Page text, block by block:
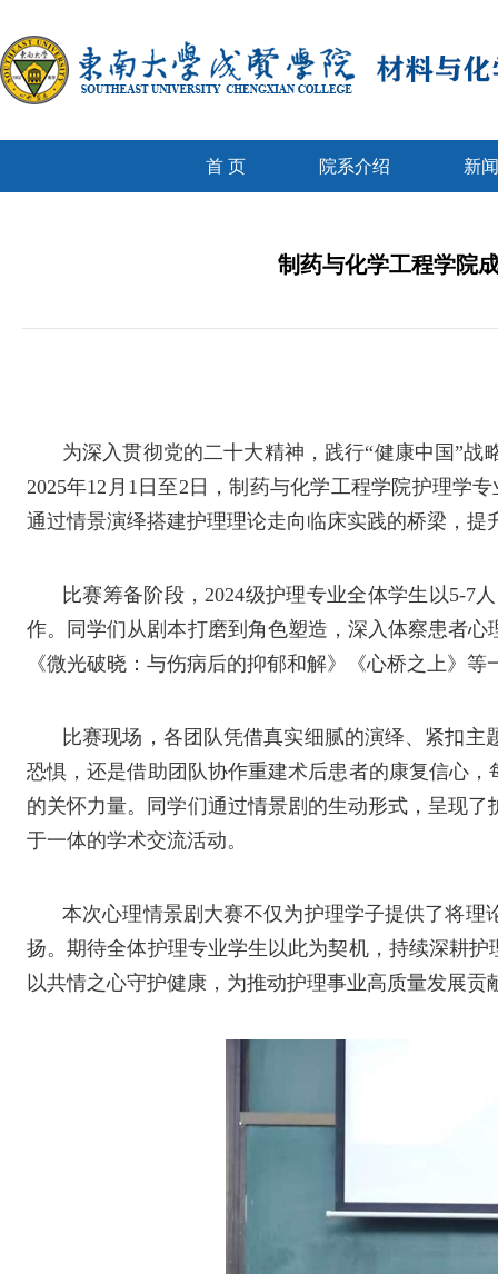
首 页 院系介绍 新
制药与化学工程学院
为深入贯彻党的二十大精神，践行“健康中国”
2025年12 月 1 日至2 日，制药与化学工程学院护理学
通过情景演绎搭建护理理论走向临床实践的桥梁，
比赛筹备阶段，2024级护理专业全体学生以5-7
作。同学们从剧本打磨到角色塑造，深入体察患者
《微光破晓：与伤病后的抑郁和解》《心桥之上》
比赛现场，各团队凭借真实细腻的演绎、紧扣
恐惧，还是借助团队协作重建术后患者的康复信心
的关怀力量。同学们通过情景剧的生动形式，呈现
于一体的学术交流活动。
本次心理情景剧大赛不仅为护理学子提供了将
扬。期待全体护理专业学生以此为契机，持续深耕
以共情之心守护健康，为推动护理事业高质量发展贡